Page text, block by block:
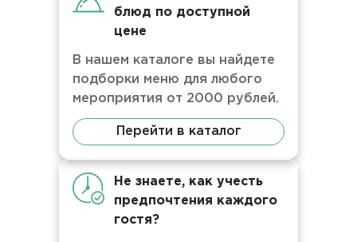
блюд по доступной
цене
В нашем каталоге вы найдете
подборки меню для любого
мероприятия от 2000 рублей.
Перейти в каталог
Не знаете, как учесть
предпочтения каждого
гостя?